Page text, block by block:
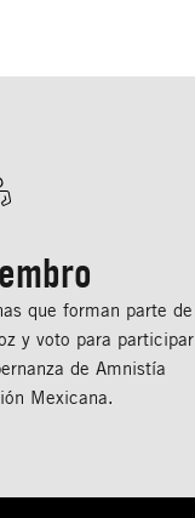
que forman parte de
y voto para participar
de Amnistía
Mexicana.